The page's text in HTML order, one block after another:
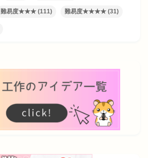
難易度★★★ (111) 難易度★★★★ (31)